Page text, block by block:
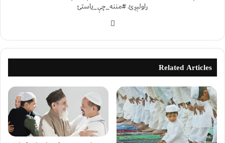
راولېږئ. #مننه_چې_یاستئ
Related Articles